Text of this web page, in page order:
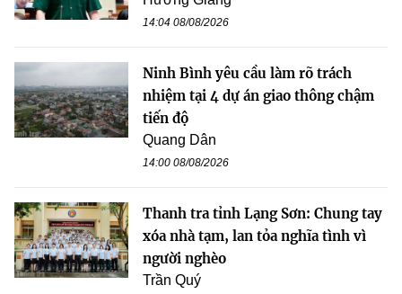
14:04 08/08/2026
Ninh Bình yêu cầu làm rõ trách
nhiệm tại 4 dự án giao thông chậm
tiến độ
Quang Dân
14:00 08/08/2026
Thanh tra tỉnh Lạng Sơn: Chung tay
xóa nhà tạm, lan tỏa nghĩa tình vì
người nghèo
Trần Quý